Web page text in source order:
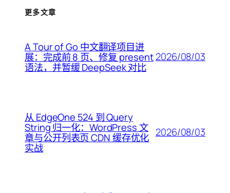
更多文章
A Tour of Go 中文翻译项目进
展：完成前 8 页、修复 present
语法，并暂缓 DeepSeek 对比
2026/08/03
从 EdgeOne 524 到 Query
String 归一化：WordPress 文
章与公开列表页 CDN 缓存优化
实战
2026/08/03